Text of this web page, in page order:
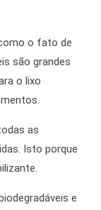
o fato de
são grandes
o lixo
as
Isto porque
e